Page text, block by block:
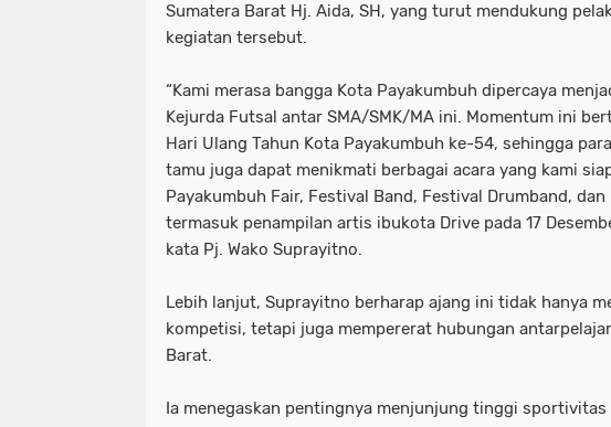
Sumatera Barat Hj. Aida, SH, yang turut mendukung
kegiatan tersebut.
“Kami merasa bangga Kota Payakumbuh dipercaya
Kejurda Futsal antar SMA/SMK/MA ini. Momentum ini
Hari Ulang Tahun Kota Payakumbuh ke-54, sehingga
tamu juga dapat menikmati berbagai acara yang kami
Payakumbuh Fair, Festival Band, Festival Drumband,
termasuk penampilan artis ibukota Drive pada 17
kata Pj. Wako Suprayitno.
Lebih lanjut, Suprayitno berharap ajang ini tidak hanya
kompetisi, tetapi juga mempererat hubungan
Barat.
Ia menegaskan pentingnya menjunjung tinggi sportivitas